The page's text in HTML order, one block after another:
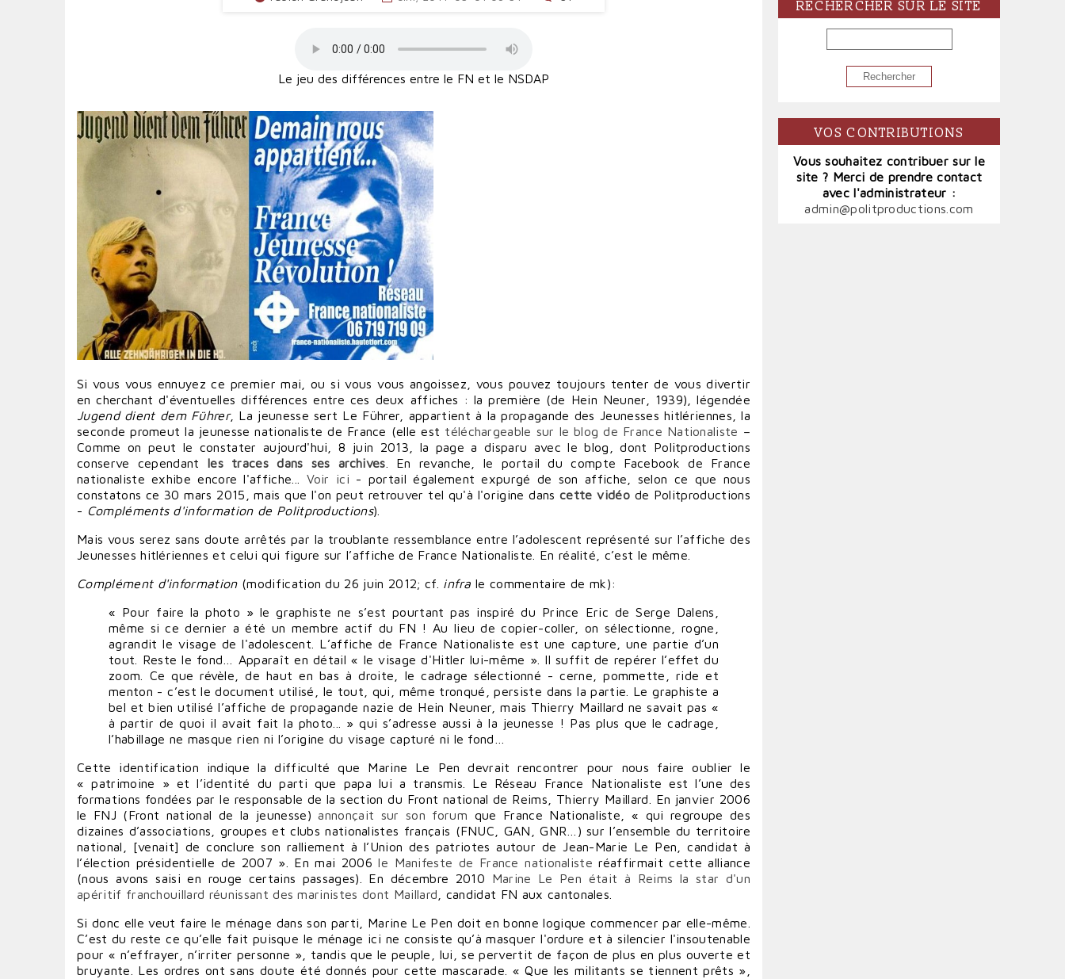
Le jeu des différences entre le FN et le NSDAP
Si vous vous ennuyez ce premier mai, ou si vous vous angoissez, vous pouvez toujours tenter de vous divertir
en cherchant d'éventuelles différences entre ces deux affiches : la première (de Hein Neuner, 1939), légendée
Jugend dient dem Führer, La jeunesse sert Le Führer, appartient à la propagande des Jeunesses hitlériennes, la
seconde promeut la jeunesse nationaliste de France (elle est téléchargeable sur le blog de France Nationaliste –
Comme on peut le constater aujourd'hui, 8 juin 2013, la page a disparu avec le blog, dont Politproductions
conserve cependant les traces dans ses archives . En revanche, le portail du compte Facebook de France
nationaliste exhibe encore l'affiche... Voir ici - portail également expurgé de son affiche, selon ce que nous
constatons ce 30 mars 2015, mais que l'on peut retrouver tel qu'à l'originedans cette vidéo de Politproductions
- Compléments d'information de Politproductions).
Mais vous serez sans doute arrêtés par la troublante ressemblance entre l’adolescent représenté sur l’affiche des
Jeunesses hitlériennes et celui qui figure sur l’affiche de France Nationaliste. En réalité, c’est le même.
Complément d'information(modification du 26 juin 2012; cf. infra le commentaire de mk):
« Pour faire la photo » le graphiste ne s’est pourtant pas inspiré du Prince Eric de Serge Dalens,
même si ce dernier a été un membre actif du FN ! Au lieu de copier-coller, on sélectionne, rogne,
agrandit le visage de l'adolescent. L’affiche de France Nationaliste est une capture, une partie d’un
tout. Reste le fond… Apparaît en détail « le visage d'Hitler lui-même ». Il suffit de repérer l’effet du
zoom. Ce que révèle, de haut en bas à droite, le cadrage sélectionné - cerne, pommette, ride et
menton - c’est le document utilisé, le tout, qui, même tronqué, persiste dans la partie. Le graphiste a
bel et bien utilisé l’affiche de propagande nazie de Hein Neuner, mais Thierry Maillard ne savait pas «
à partir de quoi il avait fait la photo... » qui s’adresse aussi à la jeunesse ! Pas plus que le cadrage,
l’habillage ne masque rien ni l’origine du visage capturé ni le fond…
Cette identification indique la difficulté que Marine Le Pen devrait rencontrer pour nous faire oublier le
« patrimoine » et l’identité du parti que papa lui a transmis. Le Réseau France Nationaliste est l’une des
formations fondées par le responsable de la section du Front national de Reims, Thierry Maillard. En janvier 2006
le FNJ (Front national de la jeunesse)annonçait sur son forum que France Nationaliste, « qui regroupe des
dizaines d’associations, groupes et clubs nationalistes français (FNUC, GAN, GNR…) sur l’ensemble du territoire
national, [venait] de conclure son ralliement à l’Union des patriotes autour de Jean-Marie Le Pen, candidat à
l’élection présidentielle de 2007 ». En mai 2006le Manifeste de France nationaliste réaffirmait cette alliance
(nous avons saisi en rouge certains passages). En décembre 2010 Marine Le Pen était à Reims la star d'un
apéritif franchouillard réunissant des marinistes dont Maillard , candidat FN aux cantonales.
Si donc elle veut faire le ménage dans son parti, Marine Le Pen doit en bonne logique commencer par elle-même.
C’est du reste ce qu’elle fait puisque le ménage ici ne consiste qu’à masquer l'ordure et à silencier l'insoutenable
pour « n’effrayer, n’irriter personne », tandis que le peuple, lui, se pervertit de façon de plus en plus ouverte et
bruyante. Les ordres ont sans doute été donnés pour cette mascarade. « Que les militants se tiennent prêts »,
RECHERCHER SUR LE SITE
RECHERCHER
VOS CONTRIBUTIONS
Vous souhaitez contribuer sur le
site ? Merci de prendre contact
avec l'administrateur :
admin@politproductions.com